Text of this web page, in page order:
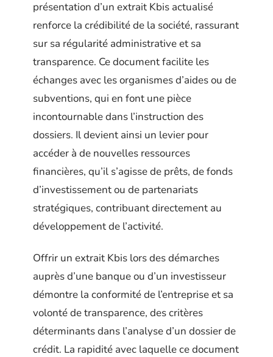
présentation d’un extrait Kbis actualisé
renforce la crédibilité de la société, rassurant
sur sa régularité administrative et sa
transparence. Ce document facilite les
échanges avec les organismes d’aides ou de
subventions, qui en font une pièce
incontournable dans l’instruction des
dossiers. Il devient ainsi un levier pour
accéder à de nouvelles ressources
financières, qu’il s’agisse de prêts, de fonds
d’investissement ou de partenariats
stratégiques, contribuant directement au
développement de l’activité.
Offrir un extrait Kbis lors des démarches
auprès d’une banque ou d’un investisseur
démontre la conformité de l’entreprise et sa
volonté de transparence, des critères
déterminants dans l’analyse d’un dossier de
crédit. La rapidité avec laquelle ce document